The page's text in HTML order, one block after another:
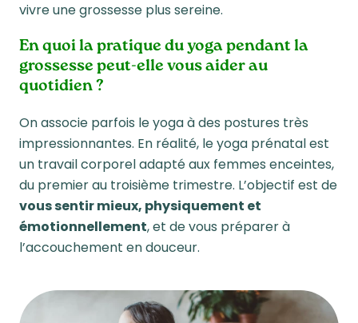
vivre une grossesse plus sereine.
En quoi la pratique du yoga pendant la
grossesse peut-elle vous aider au
quotidien ?
On associe parfois le yoga à des postures très
impressionnantes. En réalité, le yoga prénatal est
un travail corporel adapté aux femmes enceintes,
du premier au troisième trimestre. L’objectif est de
vous sentir mieux, physiquement et
émotionnellement, et de vous préparer à
l’accouchement en douceur.